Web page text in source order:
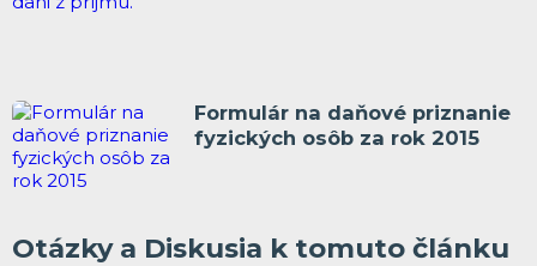
Formulár na daňové priznanie
fyzických osôb za rok 2015
Otázky a Diskusia k tomuto článku